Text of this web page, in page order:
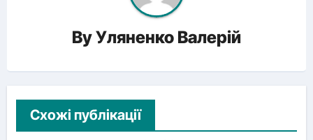
ByУляненко Валерій
Схожі публікації